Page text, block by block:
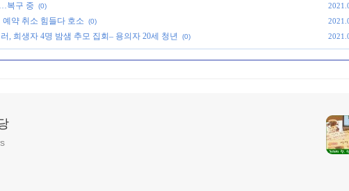
복구 중 (0)
약 취소 힘들다 호소 (0)
, 희생자 4명 밤샘 추모 집회– 용의자 20세 청년 (0)